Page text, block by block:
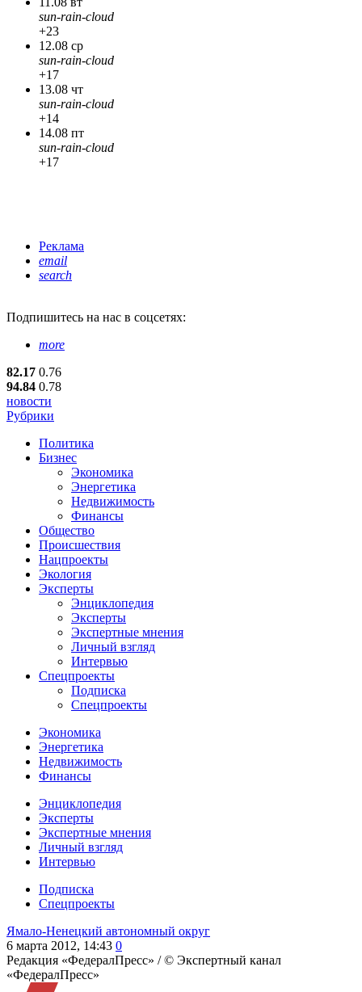
sun-rain-cloud
+23
12.08 ср
sun-rain-cloud
+17
13.08 чт
sun-rain-cloud
+14
14.08 пт
sun-rain-cloud
+17
Реклама
email
search
Подпишитесь на нас в соцсетях:
more
82.17 0.76
94.84 0.78
новости
Рубрики
Политика
Бизнес
Экономика
Энергетика
Недвижимость
Финансы
Общество
Происшествия
Нацпроекты
Экология
Эксперты
Энциклопедия
Эксперты
Экспертные мнения
Личный взгляд
Интервью
Спецпроекты
Подписка
Спецпроекты
Экономика
Энергетика
Недвижимость
Финансы
Энциклопедия
Эксперты
Экспертные мнения
Личный взгляд
Интервью
Подписка
Спецпроекты
Ямало-Ненецкий автономный округ
6 марта 2012, 14:43 0
Редакция «ФедералПресс» /© Экспертный канал
«ФедералПресс»